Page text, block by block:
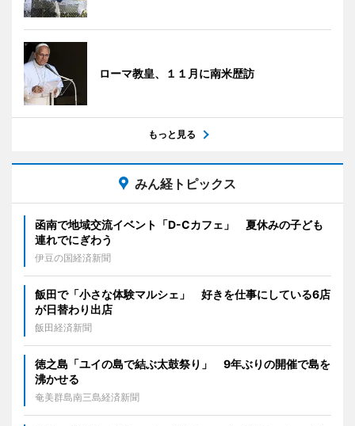
ローマ教皇、１１月に南米歴訪
もっと見る
みん経トピックス
函南で地域交流イベント「D-Cカフェ」 夏休みの子ども
連れでにぎわう
伊豆の国経済新聞
飯田で「小さな体験マルシェ」 好きを仕事にしている6店
が日替わり出店
飯田経済新聞
徳之島「ユイの島で結ぶ太鼓祭り」 9年ぶりの開催で島を
沸かせる
奄美群島南三島経済新聞